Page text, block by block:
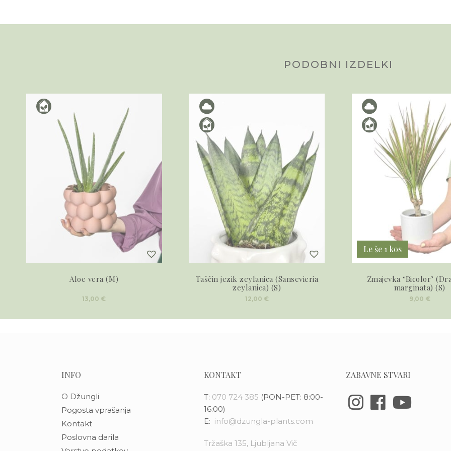
PODOBNI IZDELKI
Aloe vera (M)
13,00 €
Taščin jezik zeylanica (Sansevieria
zeylanica) (S)
12,00 €
Le še 1 kos
Zmajevka ‘Bicolor’
marginata) (S)
9,00 €
INFO
O Džungli
Pogosta vprašanja
Kontakt
Poslovna darila
KONTAKT
T: 070 724 385 (PON-PET: 8:00-
16:00)
E: info@dzungla-plants.com
Tržaška 135, Ljubljana Vič
ZABAVNE STVARI